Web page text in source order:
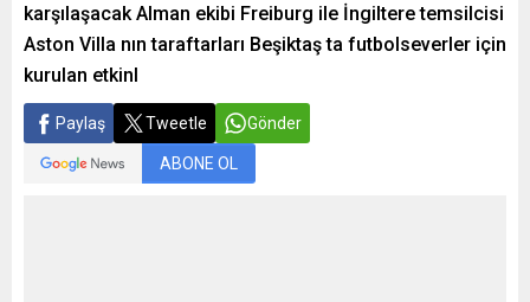
karşılaşacak Alman ekibi Freiburg ile İngiltere temsilcisi
Aston Villa nın taraftarları Beşiktaş ta futbolseverler için
kurulan etkinl
Paylaş Tweetle Gönder
ABONE OL